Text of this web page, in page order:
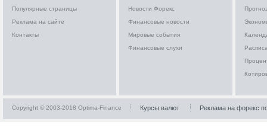
Популярные страницы
Реклама на сайте
Контакты
Новости Форекс
Финансовые новости
Мировые события
Финансовые слухи
Copyright © 2003-2018 Optima-Finance Курсы валют Реклама на форекс